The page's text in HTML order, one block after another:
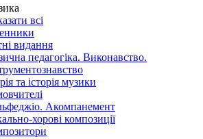
всі
видання
педагогіка. Виконавство.
та історія музики
Акомпанемент
хорові композиції